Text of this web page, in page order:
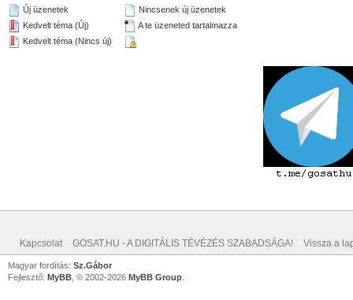
Új üzenetek
Kedvelt téma (Új)
Kedvelt téma (Nincs új)
Nincsenek új üzenetek
A te üzeneted tartalmazza
Kapcsolat GOSAT.HU - A DIGITÁLIS TÉVÉZÉS SZABADSÁGA! Vissza a
Magyar fordítás: Sz.Gábor
Fejlesztő: MyBB , © 2002-2026 MyBB Group